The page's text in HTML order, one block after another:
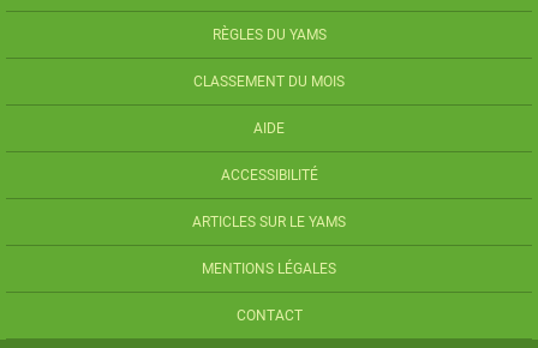
RÈGLES DU YAMS
CLASSEMENT DU MOIS
AIDE
ACCESSIBILITÉ
ARTICLES SUR LE YAMS
MENTIONS LÉGALES
CONTACT